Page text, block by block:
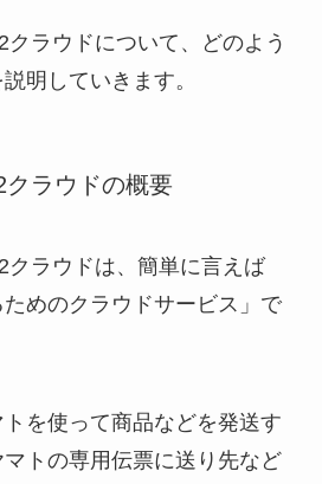
クラウドについて、どのよう
明していきます。
クラウドの概要
クラウドは、簡単に言えば
ためのクラウドサービス」で
を使って商品などを発送す
トの専用伝票に送り先など